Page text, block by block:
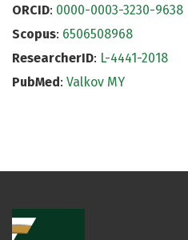
ORCID: 0000-0003-3230-9638
Scopus: 6506508968
ResearcherID: L-4441-2018
PubMed: Valkov MY